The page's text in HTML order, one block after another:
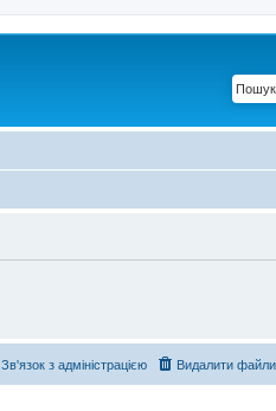
Видалити
Зв'язок з адміністрацією